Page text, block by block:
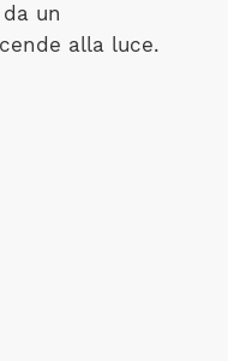
un
alla luce.